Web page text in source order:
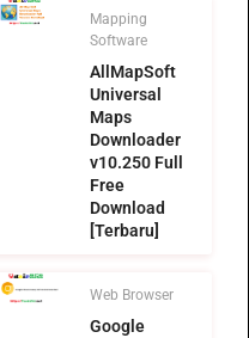
Mapping
Software
AllMapSoft
Universal
Maps
Downloader
v10.250 Full
Free
Download
[Terbaru]
Web Browser
Google